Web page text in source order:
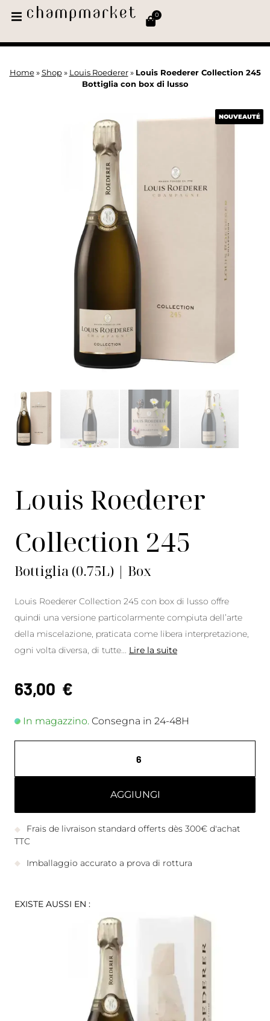
0
Home» Shop» Louis Roederer» Louis Roederer Collection 245
Bottiglia con box di lusso
NOUVEAUTÉ
Louis Roederer
Collection 245
Bottiglia (0.75L) | Box
Louis Roederer Collection 245 con box di lusso offre
quindi una versione particolarmente compiuta dell’arte
della miscelazione, praticata come libera interpretazione,
ogni volta diversa, di tutte
Lire la suite
63,00 €
In magazzino. Consegna in 24-48H
AGGIUNGI
Frais de livraison standard offerts dès 300€ d'achat
TTC
Imballaggio accurato a prova di rottura
EXISTE AUSSI EN :